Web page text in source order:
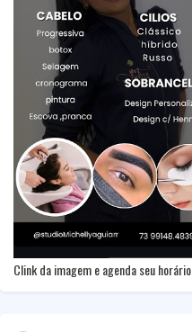
Clink da imagem e agenda seu horário.